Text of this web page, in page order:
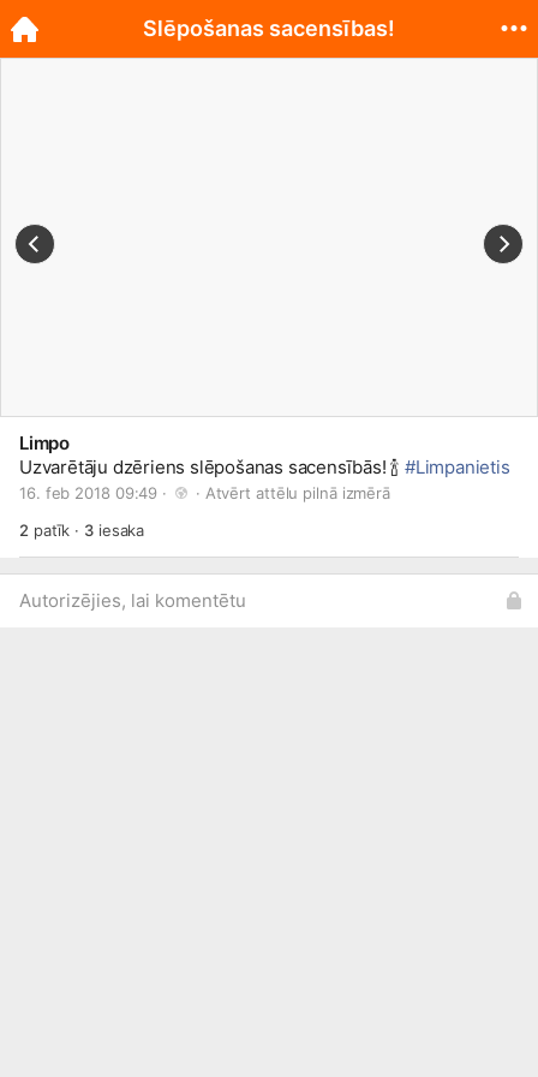
Limpo
Uzvarētāju dzēriens slēpošanas sacensībās! 🍾 #Limpanietis
16. feb 2018 09:49 · · Atvērt attēlu pilnā izmērā
2 patīk · 3iesaka
Autorizējies, lai komentētu
Slēpošanas sacensības!